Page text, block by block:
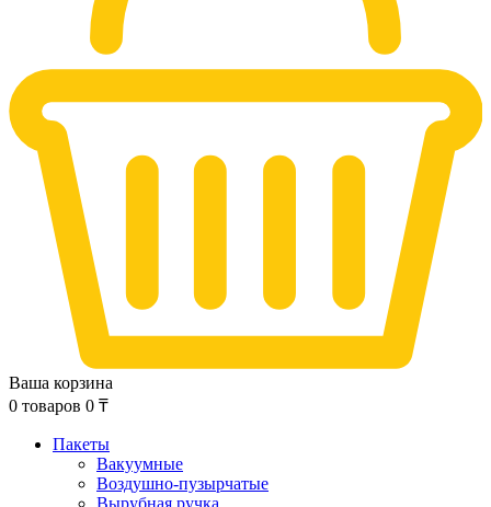
Ваша корзина
0 товаров 0 ₸
Пакеты
Вакуумные
Воздушно-пузырчатые
Вырубная ручка